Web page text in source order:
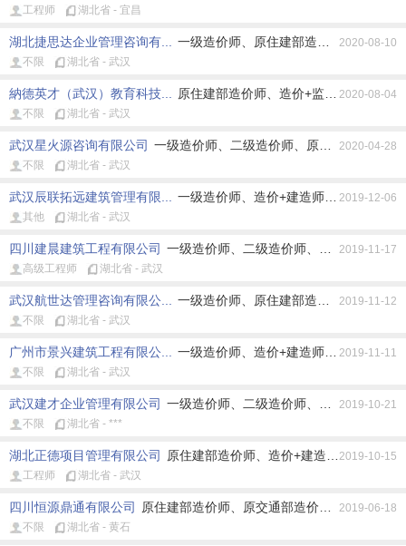
工程师
湖北省 - 宜昌
湖北捷思达企业管理咨询有... 一级造价师、原住建部造价师、原水利
2020-08-10
不限
湖北省 - 武汉
納德英才（武汉）教育科技... 原住建部造价师、造价+监理师2020-08-04
不限
湖北省 - 武汉
武汉星火源咨询有限公司 一级造价师、二级造价师、原住建部造价师
2020-04-28
不限
湖北省 - 武汉
武汉辰联拓远建筑管理有限... 一级造价师、造价+建造师、造价+监理
2019-12-06
其他
湖北省 - 武汉
四川建晨建筑工程有限公司 一级造价师、二级造价师、原住建部造价
2019-11-17
高级工程师
湖北省 - 武汉
武汉航世达管理咨询有限公... 一级造价师、原住建部造价师、造价+监
2019-11-12
不限
湖北省 - 武汉
广州市景兴建筑工程有限公... 一级造价师、造价+建造师、造价+监理
2019-11-11
不限
湖北省 - 武汉
武汉建才企业管理有限公司 一级造价师、二级造价师、造价+建造师
2019-10-21
不限
湖北省 - ***
湖北正德项目管理有限公司 原住建部造价师、造价+建造师、造价+监
2019-10-15
工程师
湖北省 - 武汉
四川恒源鼎通有限公司 原住建部造价师、原交通部造价师、造价+建
2019-06-18
不限
湖北省 - 黄石